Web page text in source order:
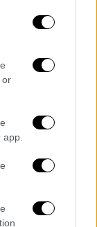
or
Και
Αθήνα και
τα
δεν
η αστυνομία,
αυτό το
να